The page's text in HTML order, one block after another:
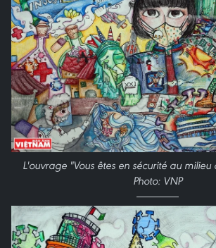
L'ouvrage "Vous êtes en sécurité au
Photo: VNP